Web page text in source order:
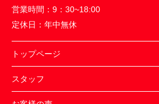
営業時間： 9：30~18:00
定休日： 年中無休
トップページ
スタッフ